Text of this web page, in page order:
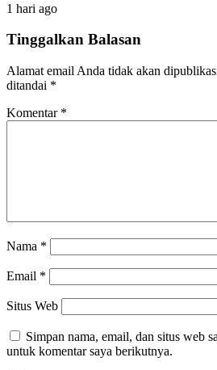
1 hari ago
Tinggalkan Balasan
Alamat email Anda tidak akan
ditandai *
Komentar *
Nama *
Email *
Situs Web
Simpan nama, email, dan situs web
untuk komentar saya berikutnya.